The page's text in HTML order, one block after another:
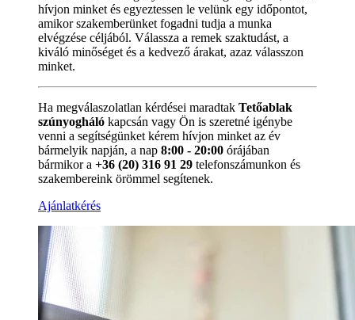
hívjon minket és egyeztessen le velünk egy időpontot,
amikor szakemberünket fogadni tudja a munka
elvégzése céljából. Válassza a remek szaktudást, a
kiváló minőséget és a kedvező árakat, azaz válasszon
minket.
Ha megválaszolatlan kérdései maradtak Tetőablak
szúnyogháló kapcsán vagy Ön is szeretné igénybe
venni a segítségünket kérem hívjon minket az év
bármelyik napján, a nap 8:00 - 20:00 órájában
bármikor a +36 (20) 316 91 29 telefonszámunkon és
szakembereink örömmel segítenek.
Ajánlatkérés